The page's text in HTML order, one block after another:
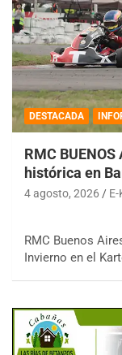
DESTACADA
RMC
histórica en
4 agosto, 2026
RMC Buenos
Invierno en el